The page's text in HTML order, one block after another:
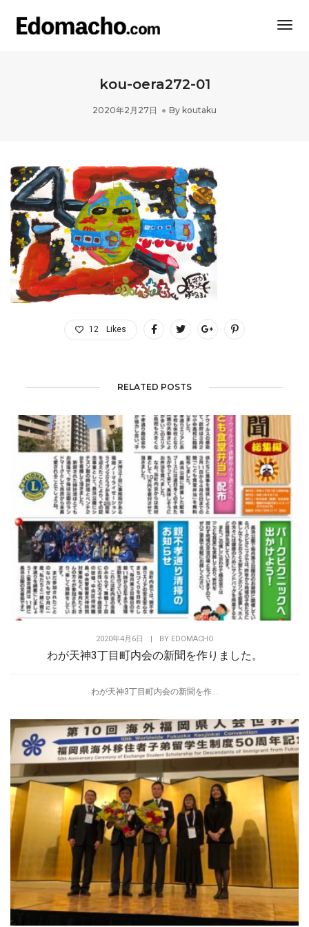
kou-oera272-01
2020年2月27日 By koutaku
12 Likes
RELATED POSTS
2020年4月6日 BY EDOMACHO
わが天神3丁目町内会の新聞を作りました。
わが天神3丁目町内会の新聞を作...